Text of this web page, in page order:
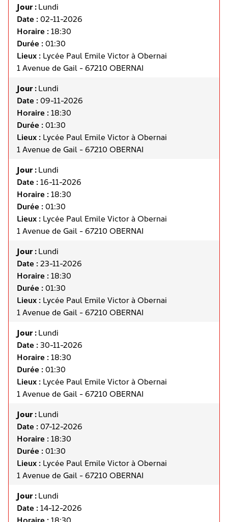
Jour :Lundi
Date :02-11-2026
Horaire :18:30
Durée :01:30
Lieux : Lycée Paul Emile Victor à Obernai
1 Avenue de Gail - 67210 OBERNAI
Jour :Lundi
Date :09-11-2026
Horaire :18:30
Durée :01:30
Lieux : Lycée Paul Emile Victor à Obernai
1 Avenue de Gail - 67210 OBERNAI
Jour :Lundi
Date :16-11-2026
Horaire :18:30
Durée :01:30
Lieux : Lycée Paul Emile Victor à Obernai
1 Avenue de Gail - 67210 OBERNAI
Jour :Lundi
Date :23-11-2026
Horaire :18:30
Durée :01:30
Lieux : Lycée Paul Emile Victor à Obernai
1 Avenue de Gail - 67210 OBERNAI
Jour :Lundi
Date :30-11-2026
Horaire :18:30
Durée :01:30
Lieux : Lycée Paul Emile Victor à Obernai
1 Avenue de Gail - 67210 OBERNAI
Jour :Lundi
Date :07-12-2026
Horaire :18:30
Durée :01:30
Lieux : Lycée Paul Emile Victor à Obernai
1 Avenue de Gail - 67210 OBERNAI
Jour :Lundi
Date :14-12-2026
Horaire :18:30